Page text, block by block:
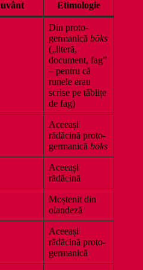
Etimologie
Din proto-
germanică bōks
(„literă,
document, fag”
– pentru că
runele erau
scrise pe tăblițe
de fag)
Aceeași
rădăcină proto-
germanică bōks
Aceeași
rădăcină
Moștenit din
olandeză
Aceeași
rădăcină proto-
germanică